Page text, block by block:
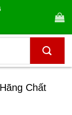
Chất